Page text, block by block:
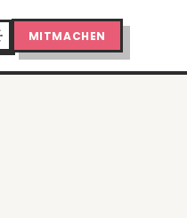
MITMACHEN